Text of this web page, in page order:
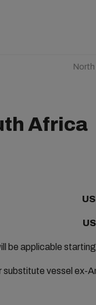
Africa
be applicable
vessel ex-